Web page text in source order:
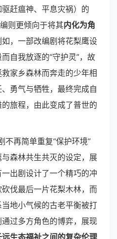
赶瘟神、平息灾祸）的
则更倾向于将其内化为角
如，一部改编剧将花梨鹰设
自我放逐的“守护灵”，故
家乡森林而奔走的少年相
勇气与牺牲，最终完成自
旅程，由此变成了普世的
不再简单重复“保护环境”
森林共生共灭的设定，展
出剧设计了一个精巧的冲
伐最后一片花梨木林，而
地小气候的古老平衡被打
过多方角色的博弈，展现
生态福祉之间的复杂伦理